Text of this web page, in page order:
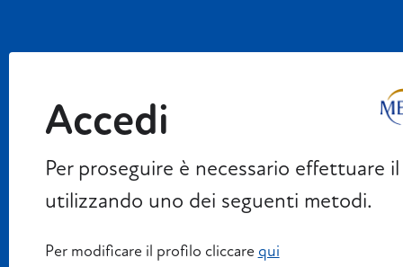
Accedi
Per proseguire è necessario effettuare
utilizzando uno dei seguenti metodi.
Per modificare il profilo cliccare qui